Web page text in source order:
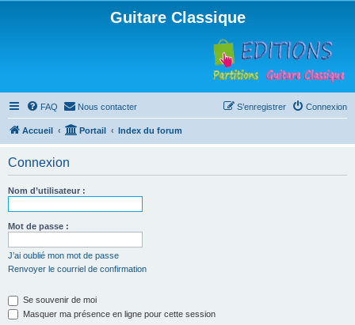
Guitare Classique
FAQ Nous contacter Connexion
S’enregistrer
Accueil Portail Index du forum
Connexion
Nom d’utilisateur :
Mot de passe :
J’ai oublié mon mot de passe
Renvoyer le courriel de confirmation
Se souvenir de moi
Masquer ma présence en ligne pour cette session